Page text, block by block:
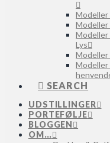
Lys
SEARCH
UDSTILLINGER
PORTEFØLJE
BLOGGEN
OM…